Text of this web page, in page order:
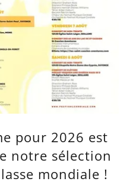
pour 2026 est
notre sélection
mondiale !